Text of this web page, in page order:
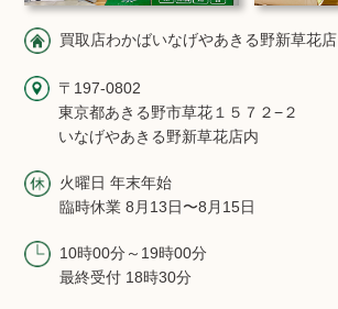
買取店わかばいなげやあきる野新草花店
〒197-0802
東京都あきる野市草花１５７２−２
いなげやあきる野新草花店内
火曜日 年末年始
臨時休業 8月13日〜8月15日
10時00分～19時00分
最終受付 18時30分